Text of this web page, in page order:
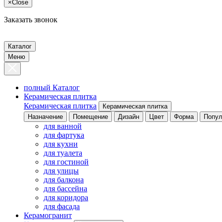
×Close
Заказать звонок
Каталог
Меню
полный Каталог
Керамическая плитка
Керамическая плитка
Керамическая плитка
Назначение
Помещение Дизайн Цвет Форма
для ванной
для фартука
для кухни
для туалета
для гостиной
для улицы
для балкона
для бассейна
для коридора
для фасада
Керамогранит